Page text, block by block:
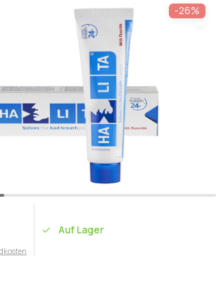
-26%
Auf Lager